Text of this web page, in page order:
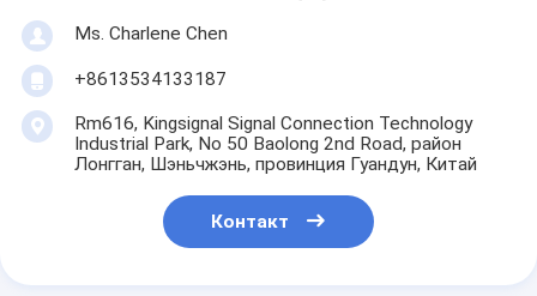
Ms. Charlene Chen
+8613534133187
Rm616, Kingsignal Signal Connection Technology
Industrial Park, No 50 Baolong 2nd Road, район
Лонгган, Шэньчжэнь, провинция Гуандун, Китай
Контакт